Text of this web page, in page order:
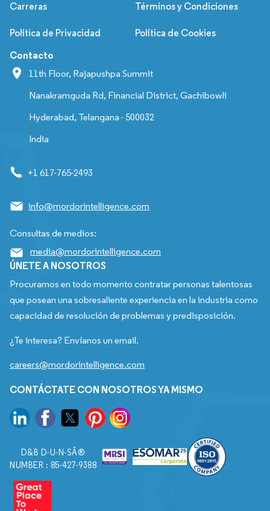
Carreras Términos y Condiciones
Política de Privacidad Política de Cookies
Contacto
11th Floor, Rajapushpa Summit
Nanakramguda Rd, Financial District, Gachibowli
Hyderabad, Telangana - 500032
India
+1 617-765-2493
info@mordorintelligence.com
Consultas de medios:
media@mordorintelligence.com
ÚNETE A NOSOTROS
Procuramos en todo momento contratar personas talentosas
que posean una sobresaliente experiencia en la industria como
capacidad de resolución de problemas y predisposición.
¿Te interesa? Envíanos un email.
careers@mordorintelligence.com
CONTÁCTATE CON NOSOTROS YA MISMO
D&B D-U-N-SÂ®
NUMBER : 85-427-9388